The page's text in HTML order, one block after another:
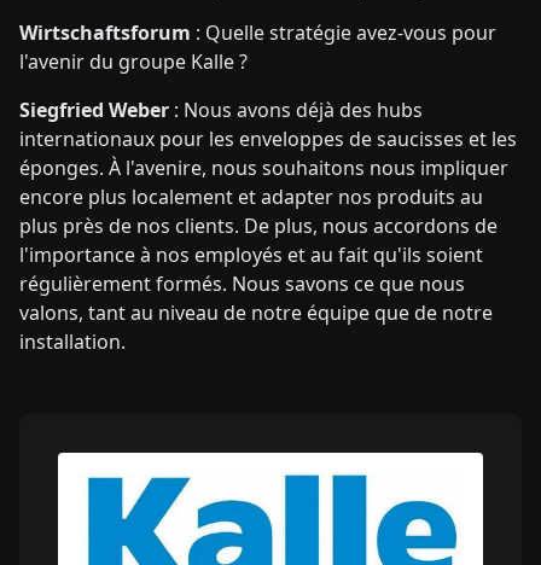
Wirtschaftsforum : Quelle stratégie avez-vous pour
l'avenir du groupe Kalle ?
Siegfried Weber : Nous avons déjà des hubs
internationaux pour les enveloppes de saucisses et les
éponges. À l'avenire, nous souhaitons nous impliquer
encore plus localement et adapter nos produits au
plus près de nos clients. De plus, nous accordons de
l'importance à nos employés et au fait qu'ils soient
régulièrement formés. Nous savons ce que nous
valons, tant au niveau de notre équipe que de notre
installation.